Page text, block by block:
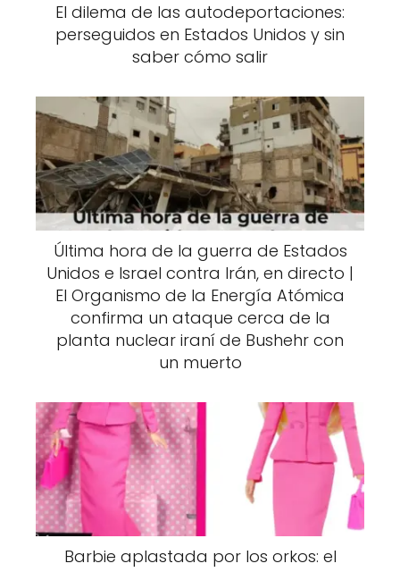
El dilema de las autodeportaciones:
perseguidos en Estados Unidos y sin
saber cómo salir
Última hora de la guerra de Estados
Unidos e Israel contra Irán, en directo |
El Organismo de la Energía Atómica
confirma un ataque cerca de la
planta nuclear iraní de Bushehr con
un muerto
Barbie aplastada por los orkos: el